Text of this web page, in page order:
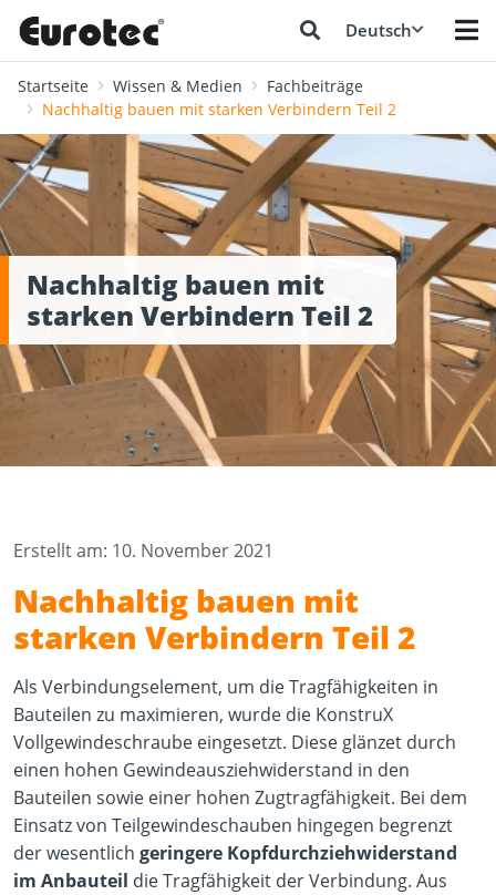
Deutsch
Startseite Wissen & Medien
Fachbeiträge
Nachhaltig bauen mit starken Verbindern Teil 2
Nachhaltig bauen mit
starken Verbindern Teil 2
Erstellt am: 10. November 2021
Nachhaltig bauen mit
starken Verbindern Teil 2
Als Verbindungselement, um die Tragfähigkeiten in
Bauteilen zu maximieren, wurde die KonstruX
Vollgewindeschraube eingesetzt. Diese glänzet durch
einen hohen Gewindeausziehwiderstand in den
Bauteilen sowie einer hohen Zugtragfähigkeit. Bei dem
Einsatz von Teilgewindeschauben hingegen begrenzt
der wesentlich geringere Kopfdurchziehwiderstand
im Anbauteil die Tragfähigkeit der Verbindung. Aus